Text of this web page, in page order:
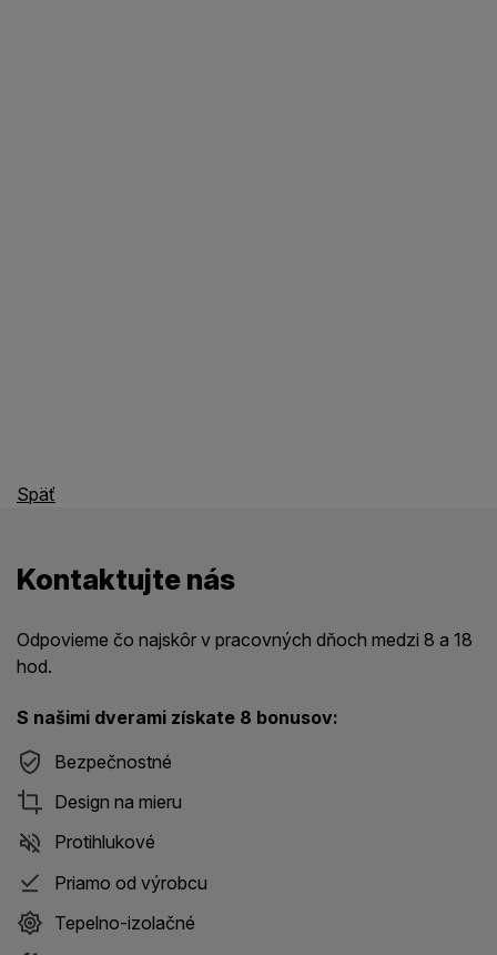
Späť
Kontaktujte nás
Odpovieme čo najskôr v pracovných dňoch medzi 8 a 18
hod.
S našimi dverami získate 8 bonusov:
Bezpečnostné
Design na mieru
Protihlukové
Priamo od výrobcu
Tepelno-izolačné